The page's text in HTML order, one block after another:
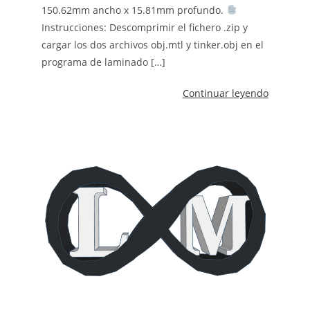
150.62mm ancho x 15.81mm profundo.
Instrucciones: Descomprimir el fichero .zip y
cargar los dos archivos obj.mtl y tinker.obj en el
programa de laminado […]
Continuar leyendo